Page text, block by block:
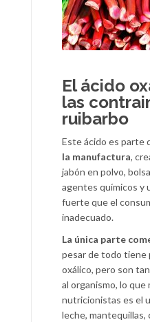
El ácido
las
ruibarbo
Este ácido es parte
la manufactura,
jabón en polvo,
agentes químicos y
fuerte que el
inadecuado.
La única parte
pesar de todo tiene
oxálico, pero son
al organismo, lo que
nutricionistas es el
leche, mantequillas,